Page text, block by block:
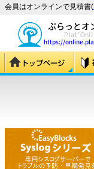
会員はオンラインで見積書(